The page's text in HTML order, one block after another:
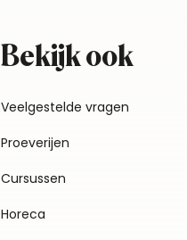
Bekijk ook
Veelgestelde vragen
Proeverijen
Cursussen
Horeca